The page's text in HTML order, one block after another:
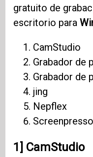
gratuito de
escritorio para
CamStudio
Grabador de
Grabador de
jing
Nepflex
1] CamStudio